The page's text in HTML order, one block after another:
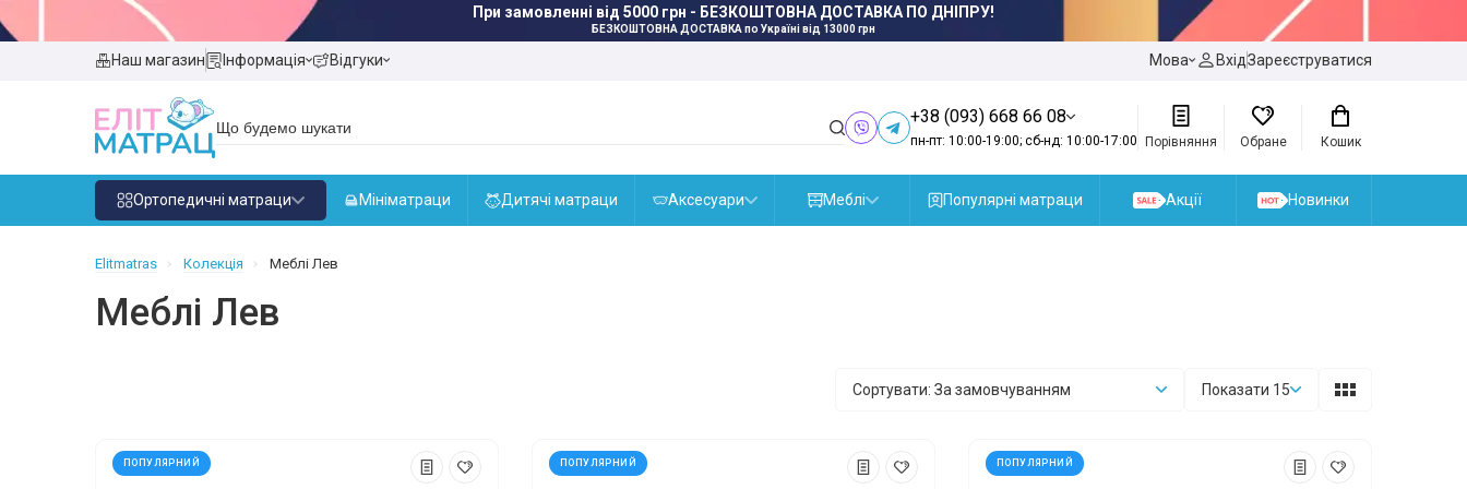
При замовленні від 5000 грн - БЕЗКОШТОВНА ДОСТАВКА ПО ДНІПРУ!
БЕЗКОШТОВНА ДОСТАВКАпо Україні від 13000 грн
Наш магазин Інформація Відгуки Мова ВхідЗареєструватися
+38 (093) 668 66 08
пн-пт: 10:00-19:00; сб-нд: 10:00-17:00 Порівняння Обране Кошик
Ортопедичні матраци Мініматраци Дитячі матраци Аксесуари Меблі Популярні матраци Акції Новинки
Elitmatras Колекція Меблі Лев
Меблі Лев
Сортувати: За замовчуванням Показати 15
ПОПУЛЯРНИЙ ПОПУЛЯРНИЙ ПОПУЛЯРНИЙ